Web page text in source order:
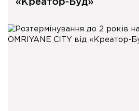
«Креатор-Буд»